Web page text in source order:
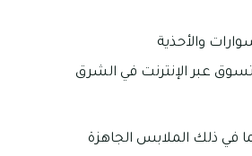
والأحذية
عبر الإنترنت في الشرق
في ذلك الملابس الجاهزة